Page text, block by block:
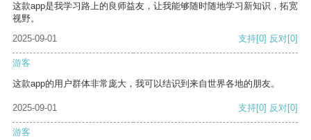
这款app是我学习路上的良师益友，让我能够随时随地学习新知识，拓宽
视野。
2025-09-01
支持[0] 反对[0]
游客
这款app的用户群体非常庞大，我可以结识到来自世界各地的朋友。
2025-09-01 支持[0] 反对[0]
游客